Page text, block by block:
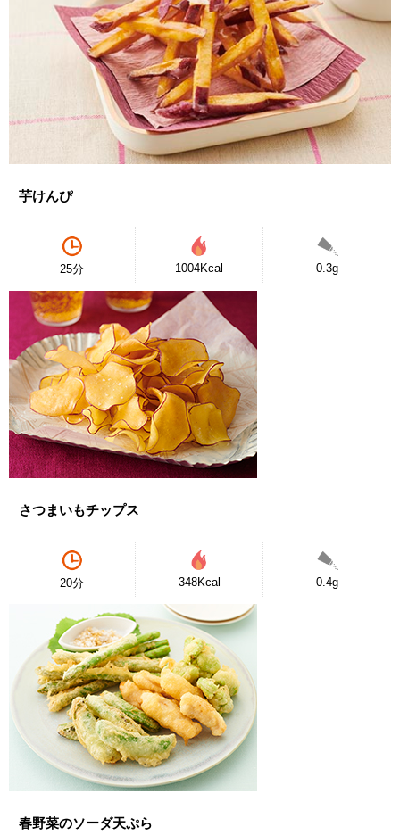
芋けんぴ
25分 1004Kcal 0.3g
さつまいもチップス
20分 348Kcal 0.4g
春野菜のソーダ天ぷら